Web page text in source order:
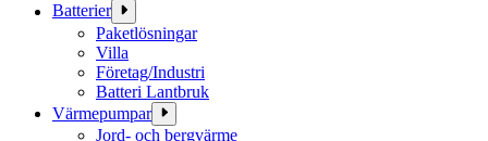
Batterier
Paketlösningar
Villa
Företag/Industri
Batteri Lantbruk
Värmepumpar
Jord- och bergvärme